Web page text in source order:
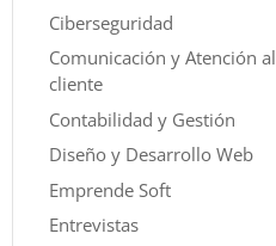
Ciberseguridad
Comunicación y Atención al
cliente
Contabilidad y Gestión
Diseño y Desarrollo Web
Emprende Soft
Entrevistas